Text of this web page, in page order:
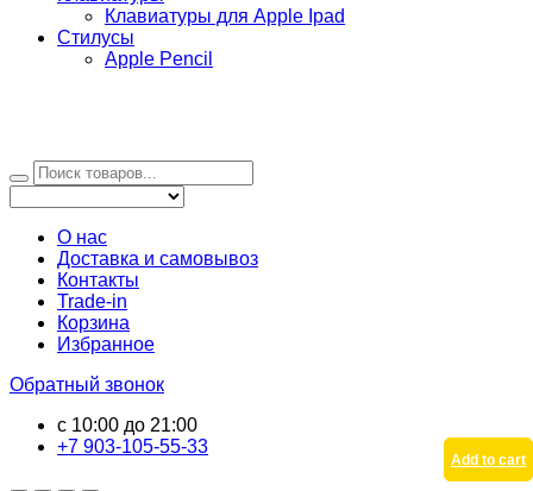
Add to cart
Add to cart
Клавиатуры для Apple Ipad
Стилусы
Apple Pencil
О нас
Доставка и самовывоз
Контакты
Trade-in
Корзина
Избранное
Обратный звонок
с 10:00 до 21:00
+7 903-105-55-33